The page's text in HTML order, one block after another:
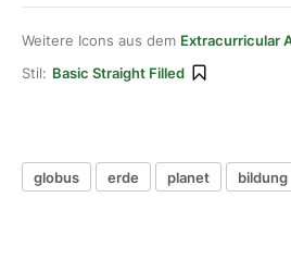
Weitere Icons aus dem Extracurricular
Stil: Basic Straight Filled
globus erde planet bildung